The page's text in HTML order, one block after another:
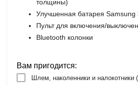
толщины)
Улучшенная батарея Samsung
Пульт для включения/
Bluetooth колонки
Вам пригодится:
Шлем, наколенники и налокотники